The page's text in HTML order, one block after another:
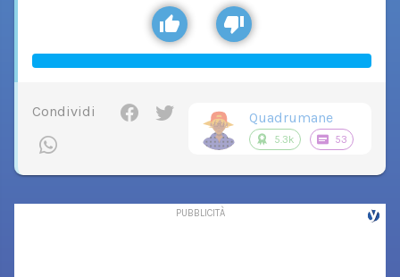
Condividi Quadrumane
5.3k 53